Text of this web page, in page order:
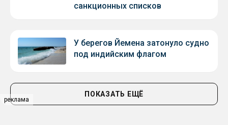
реклама
санкционных списков
У берегов Йемена затонуло судно
под индийским флагом
ПОКАЗАТЬ ЕЩЁ